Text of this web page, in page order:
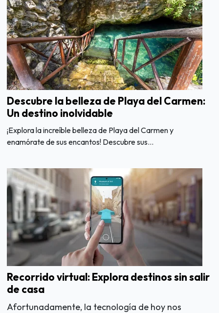
Descubre la belleza de Playa del Carmen:
Un destino inolvidable
¡Explora la increíble belleza de Playa del Carmen y
enamórate de sus encantos! Descubre sus...
Recorrido virtual: Explora destinos sin salir
de casa
Afortunadamente, la tecnología de hoy nos